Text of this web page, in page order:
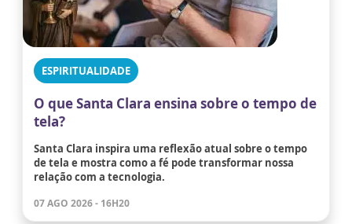
ESPIRITUALIDADE
O que Santa Clara ensina sobre o tempo de
tela?
Santa Clara inspira uma reflexão atual sobre o tempo
de tela e mostra como a fé pode transformar nossa
relação com a tecnologia.
07 AGO 2026 - 16H20